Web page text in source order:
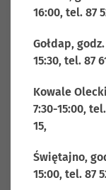
Benchmark S.A z
stronie
Obowiązujące
Spółdzielczym w
grudnia 2022r,
referencyjne.
16:00, tel. 87
Gołdap,
15:30, tel. 87
Kowale
7:30-15:00,
15,
Świętajno,
15:00, tel. 87